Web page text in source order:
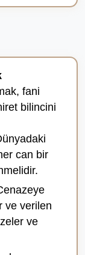
fani
bilincini
can bir
ve verilen
ve